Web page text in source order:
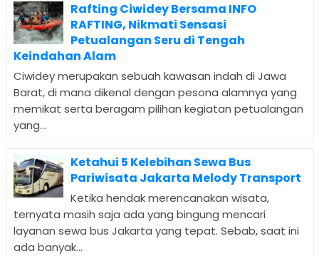
Rafting Ciwidey Bersama INFO
RAFTING, Nikmati Sensasi
Petualangan Seru di Tengah
Keindahan Alam
Ciwidey merupakan sebuah kawasan indah di Jawa
Barat, di mana dikenal dengan pesona alamnya yang
memikat serta beragam pilihan kegiatan petualangan
yang...
Ketahui 5 Kelebihan Sewa Bus
Pariwisata Jakarta Melody Transport
Ketika hendak merencanakan wisata,
ternyata masih saja ada yang bingung mencari
layanan sewa bus Jakarta yang tepat. Sebab, saat ini
ada banyak...